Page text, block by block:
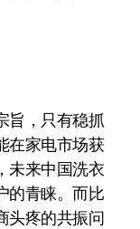
，只有稳抓
在家电市场获
未来中国洗衣
的青睐。而比
头疼的共振问